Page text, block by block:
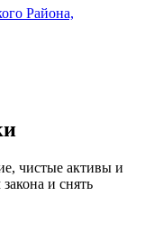
Района,
чистые активы и
и снять